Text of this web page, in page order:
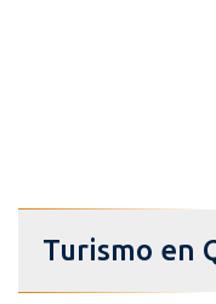
Turismo en